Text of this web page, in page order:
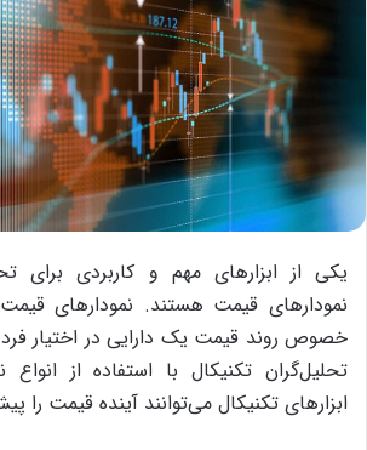
یکی از ابزارهای مهم و کاربردی برای
نمودارهای قیمت هستند. نمودارهای
خصوص روند قیمت یک دارایی در اختیار فرد
تحلیل‌گران تکنیکال با استفاده از
ابزارهای تکنیکال می‌توانند آینده قیمت را